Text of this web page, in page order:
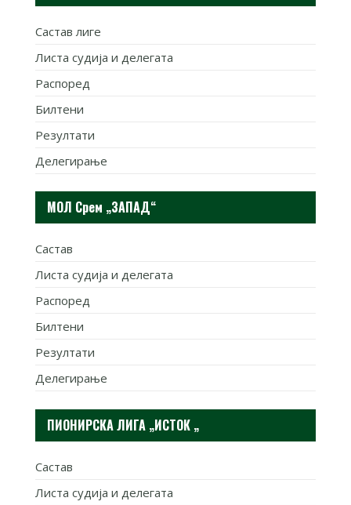
Састав лиге
Листа судија и делегата
Распоред
Билтени
Резултати
Делегирање
МОЛ Срем „ЗАПАД“
Састав
Листа судија и делегата
Распоред
Билтени
Резултати
Делегирање
ПИОНИРСКА ЛИГА „ИСТОК „
Састав
Листа судија и делегата